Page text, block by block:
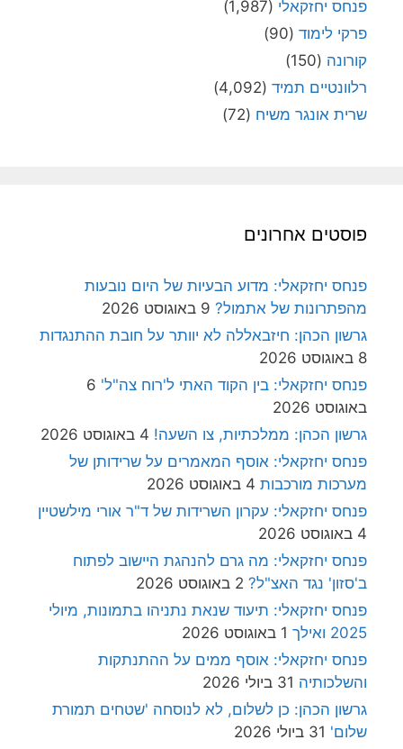
פנחס יחזקאלי (1,987)
פרקי לימוד (90)
קורונה (150)
רלוונטיים תמיד (4,092)
שרית אונגר משיח (72)
פוסטים אחרונים
פנחס יחזקאלי: מדוע הבעיות של היום נובעות
מהפתרונות של אתמול? 9 באוגוסט 2026
גרשון הכהן: חיזבאללה לא יוותר על חובת ההתנגדות
8 באוגוסט 2026
פנחס יחזקאלי: בין הקוד האתי ל'רוח צה"ל' 6
באוגוסט 2026
גרשון הכהן: ממלכתיות, צו השעה! 4 באוגוסט 2026
פנחס יחזקאלי: אוסף המאמרים על שרידותן של
מערכות מורכבות 4 באוגוסט 2026
פנחס יחזקאלי: עקרון השרידות של ד"ר אורי מילשטיין
4 באוגוסט 2026
פנחס יחזקאלי: מה גרם להנהגת היישוב לפתוח
ב'סזון' נגד האצ"ל? 2 באוגוסט 2026
פנחס יחזקאלי: תיעוד שנאת נתניהו בתמונות, מיולי
2025 ואילך
1 באוגוסט 2026
פנחס יחזקאלי: אוסף ממים על ההתנתקות
והשלכותיה 31 ביולי 2026
גרשון הכהן: כן לשלום, לא לנוסחה 'שטחים תמורת
שלום' 31 ביולי 2026